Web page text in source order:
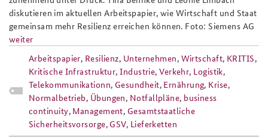
diskutieren im aktuellen Arbeitspapier, wie Wirtschaft und Staat
gemeinsam mehr Resilienz erreichen können. Foto: Siemens AG
weiter
Arbeitspapier, Resilienz, Unternehmen, Wirtschaft, KRITIS,
Kritische Infrastruktur,Industrie,Verkehr, Logistik,
Telekommunikationn, Gesundheit, Ernährung, Krise,
Normalbetrieb, Übungen, Notfallpläne, business
continuity, Management, Gesamtstaatliche
Sicherheitsvorsorge, GSV, Lieferketten